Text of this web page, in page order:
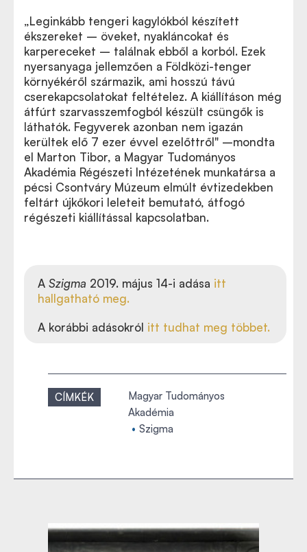
„Leginkább tengeri kagylókból készített
ékszereket – öveket, nyakláncokat és
karpereceket – találnak ebből a korból. Ezek
nyersanyaga jellemzően a Földközi-tenger
környékéről származik, ami hosszú távú
cserekapcsolatokat feltételez. A kiállításon még
átfúrt szarvasszemfogból készült csüngők is
láthatók. Fegyverek azonban nem igazán
kerültek elő 7 ezer évvel ezelőttről" –mondta
el Marton Tibor, a Magyar Tudományos
Akadémia Régészeti Intézetének munkatársa a
pécsi Csontváry Múzeum elmúlt évtizedekben
feltárt újkőkori leleteit bemutató, átfogó
régészeti kiállítással kapcsolatban.
A Szigma 2019. május 14-i adása itt
hallgatható meg.
A korábbi adásokról itt tudhat meg többet.
CÍMKÉK
Magyar Tudományos
Akadémia
Szigma